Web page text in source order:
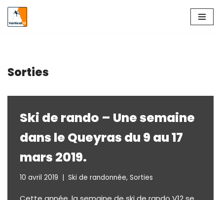
Aller
Sorties
Ski de rando – Une semaine
dans le Queyras du 9 au 17
mars 2019.
10 avril 2019 Ski de randonnée, Sorties